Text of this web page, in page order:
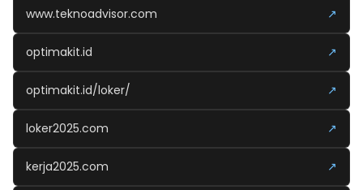
www.teknoadvisor.com ↗
optimakit.id ↗
optimakit.id/loker/ ↗
loker2025.com ↗
kerja2025.com ↗